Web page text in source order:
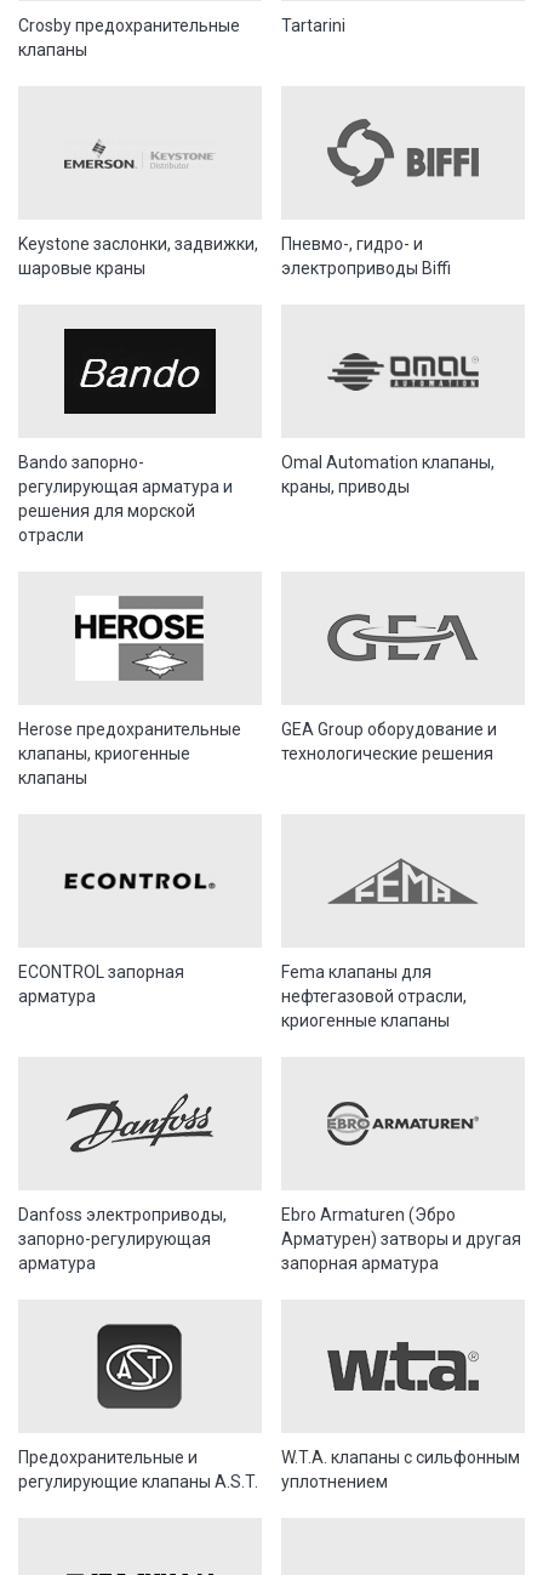
Crosby предохранительные
клапаны
Tartarini
Keystone заслонки, задвижки,
шаровые краны
Пневмо-, гидро- и
электроприводы Biffi
Bando запорно-
регулирующая арматура и
решения для морской
отрасли
Omal Automation клапаны,
краны, приводы
Herose предохранительные
клапаны, криогенные
клапаны
GEA Group оборудование и
технологические решения
ECONTROL запорная
арматура
Fema клапаны для
нефтегазовой отрасли,
криогенные клапаны
Danfoss электроприводы,
запорно-регулирующая
арматура
Ebro Armaturen (Эбро
Арматурен) затворы и другая
запорная арматура
Предохранительные и
регулирующие клапаны A.S.T.
W.T.A. клапаны с сильфонным
уплотнением